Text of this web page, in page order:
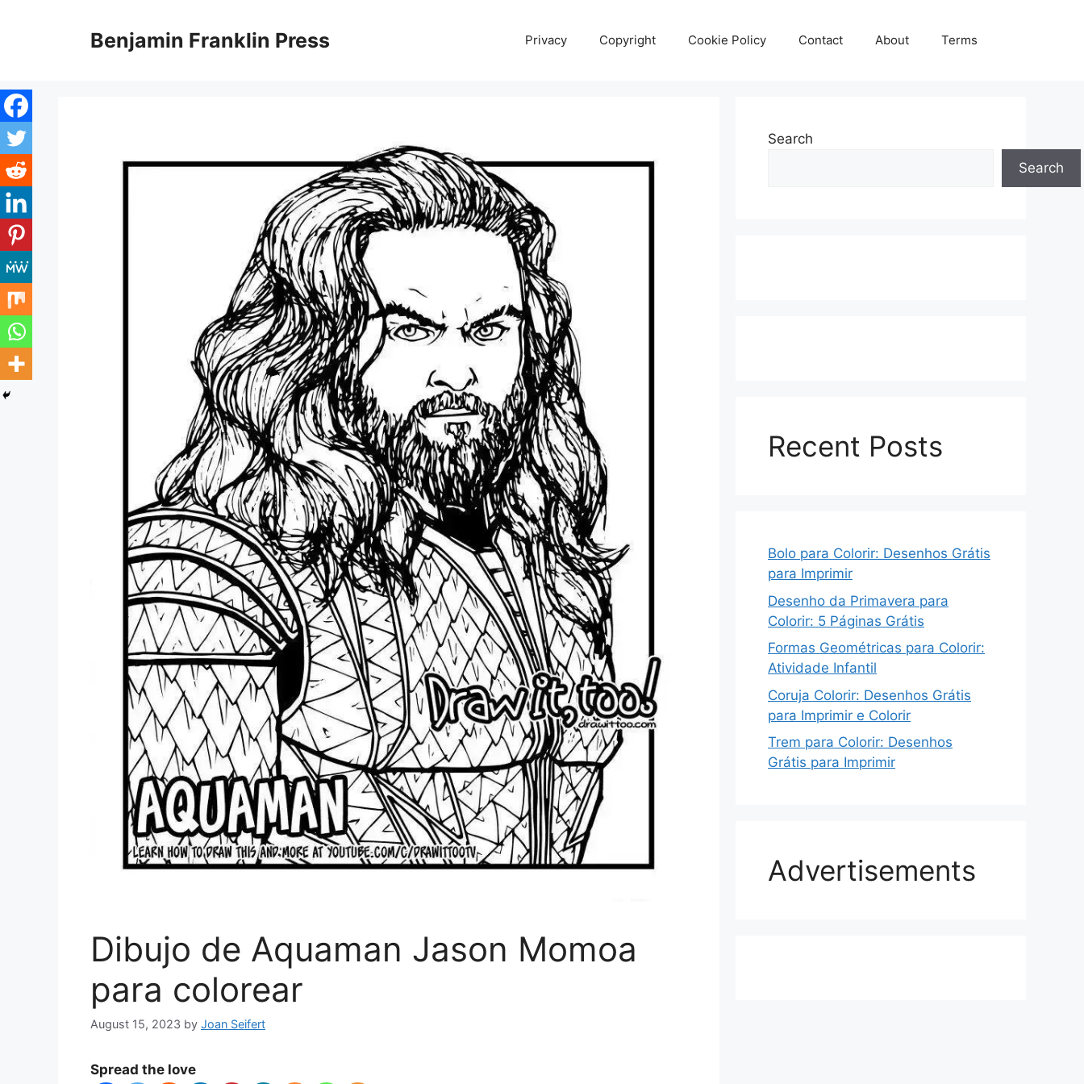
Benjamin Franklin Press Privacy Copyright Cookie Policy Contact About Terms
Dibujo de Aquaman Jason Momoa
para colorear
August 15, 2023 by Joan Seifert
Spread the love
Search
Search
Recent Posts
Bolo para Colorir: Desenhos Grátis
para Imprimir
Desenho da Primavera para
Colorir: 5 Páginas Grátis
Formas Geométricas para Colorir:
Atividade Infantil
Coruja Colorir: Desenhos Grátis
para Imprimir e Colorir
Trem para Colorir: Desenhos
Grátis para Imprimir
Advertisements